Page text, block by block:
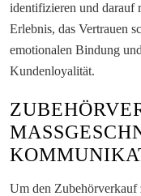
identifizieren und darauf
Erlebnis, das Vertrauen
emotionalen Bindung
Kundenloyalität.
Um den